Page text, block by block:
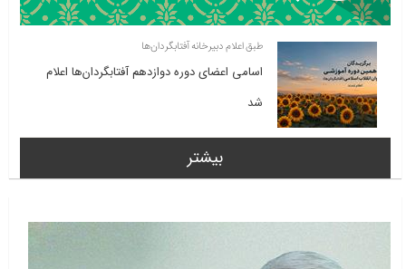
طبق اعلام دبیرخانه آفتابگردان‌ها
اسامی اعضای دوره دوازدهم آفتابگردان‌ها اعلام
شد
بیشتر